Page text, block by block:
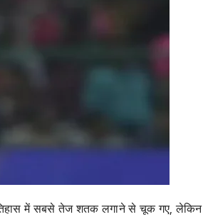
में सबसे तेज शतक लगाने से चूक गए, लेकिन